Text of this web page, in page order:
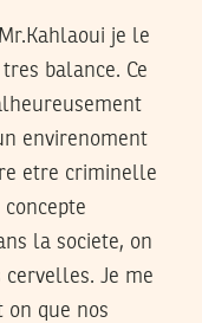
je le
balance. Ce
envirenoment
etre criminelle
la societe, on
Je me
on que nos